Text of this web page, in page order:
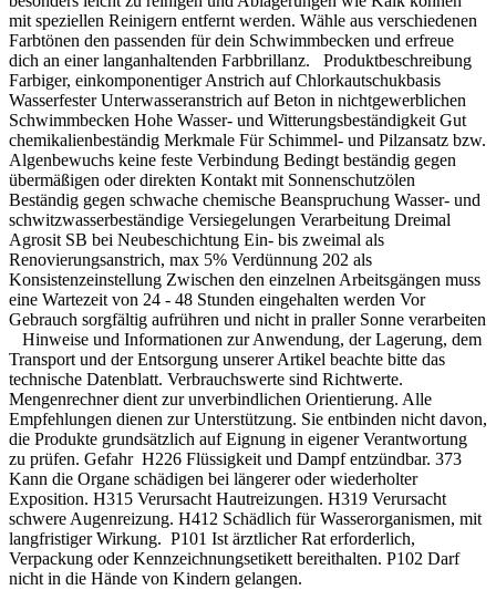
mit speziellen Reinigern entfernt werden. Wähle aus verschiedenen
Farbtönen den passenden für dein Schwimmbecken und erfreue
dich an einer langanhaltenden Farbbrillanz. Produktbeschreibung
Farbiger, einkomponentiger Anstrich auf Chlorkautschukbasis
Wasserfester Unterwasseranstrich auf Beton in nichtgewerblichen
Schwimmbecken Hohe Wasser- und Witterungsbeständigkeit Gut
chemikalienbeständig Merkmale Für Schimmel- und Pilzansatz bzw.
Algenbewuchs keine feste Verbindung Bedingt beständig gegen
übermäßigen oder direkten Kontakt mit Sonnenschutzölen
Beständig gegen schwache chemische Beanspruchung Wasser- und
schwitzwasserbeständige Versiegelungen Verarbeitung Dreimal
Agrosit SB bei Neubeschichtung Ein- bis zweimal als
Renovierungsanstrich, max 5% Verdünnung 202 als
Konsistenzeinstellung Zwischen den einzelnen Arbeitsgängen muss
eine Wartezeit von 24 - 48 Stunden eingehalten werden Vor
Gebrauch sorgfältig aufrühren und nicht in praller Sonne verarbeiten
Hinweise und Informationen zur Anwendung, der Lagerung, dem
Transport und der Entsorgung unserer Artikel beachte bitte das
technische Datenblatt. Verbrauchswerte sind Richtwerte.
Mengenrechner dient zur unverbindlichen Orientierung. Alle
Empfehlungen dienen zur Unterstützung. Sie entbinden nicht davon,
die Produkte grundsätzlich auf Eignung in eigener Verantwortung
zu prüfen. Gefahr H226 Flüssigkeit und Dampf entzündbar. 373
Kann die Organe schädigen bei längerer oder wiederholter
Exposition. H315 Verursacht Hautreizungen. H319 Verursacht
schwere Augenreizung. H412 Schädlich für Wasserorganismen, mit
langfristiger Wirkung. P101 Ist ärztlicher Rat erforderlich,
Verpackung oder Kennzeichnungsetikett bereithalten. P102 Darf
nicht in die Hände von Kindern gelangen.